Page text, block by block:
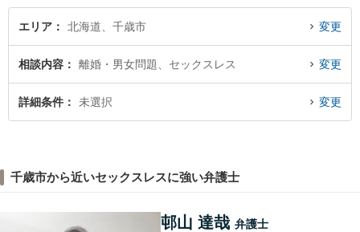
エリア 北海道、千歳市 変更
相談内容 離婚・男女問題、セックスレス 変更
詳細条件 未選択 変更
千歳市から近いセックスレスに強い弁護士
邨山 達哉 弁護士